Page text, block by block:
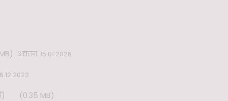
अद्यतन: 15.01.2026
(0.35 MB)